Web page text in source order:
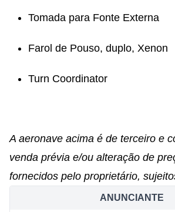
Tomada para Fonte Externa
Farol de Pouso, duplo, Xenon
Turn Coordinator
A aeronave acima é de terceiro e
venda prévia e/ou alteração de
fornecidos pelo proprietário,
ANUNCIANTE